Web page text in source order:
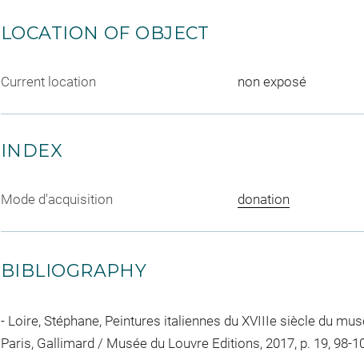
LOCATION OF OBJECT
Current location non exposé
INDEX
Mode d'acquisition donation
BIBLIOGRAPHY
Loire, Stéphane, Peintures italiennes du XVIIIe siècle du
Paris, Gallimard / Musée du Louvre Editions, 2017, p. 19, 98-